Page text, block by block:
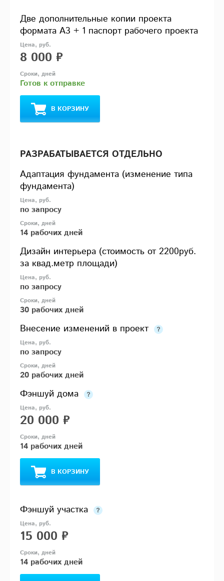
Две дополнительные копии проекта
формата А3 + 1 паспорт рабочего проекта
8 000 ₽
Готов к отправке
В КОРЗИНУ
РАЗРАБАТЫВАЕТСЯ ОТДЕЛЬНО
Адаптация фундамента (изменение типа
фундамента)
по запросу
14 рабочих дней
Дизайн интерьера (стоимость от 2200руб.
за квад.метр площади)
по запросу
30 рабочих дней
Внесение изменений в проект
по запросу
20 рабочих дней
Фэншуй дома
20 000 ₽
14 рабочих дней
В КОРЗИНУ
Фэншуй участка
15 000 ₽
14 рабочих дней